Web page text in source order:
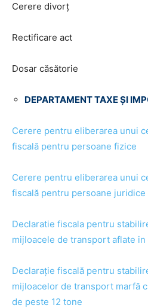
Cerere divorț
Rectificare act
Dosar căsătorie
DEPARTAMENT TAXE ȘI
Cerere pentru eliberarea unui
fiscală pentru persoane fizice
Cerere pentru eliberarea unui
fiscală pentru persoane juridice
Declaratie fiscala pentru
mijloacele de transport aflate
Declarație fiscală pentru
mijloacelor de transport marfă
de peste 12 tone